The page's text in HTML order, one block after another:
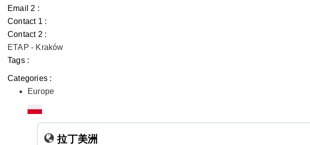
Email 2 :
Contact 1 :
Contact 2 :
ETAP - Kraków
Tags :
Categories :
Europe
拉丁美洲